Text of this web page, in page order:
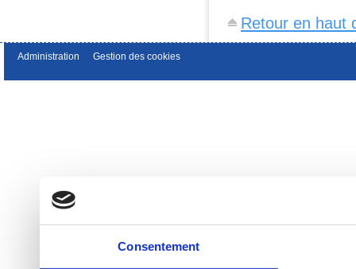
Consentement
Retour en haut
Administration Gestion des cookies